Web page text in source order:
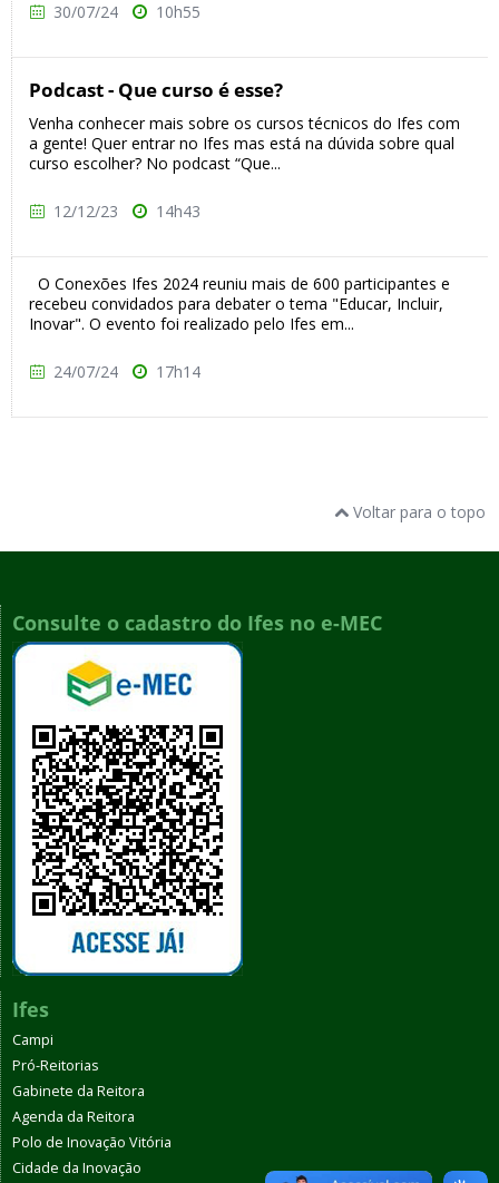
30/07/24 10h55
Podcast - Que curso é esse?
Venha conhecer mais sobre os cursos técnicos do Ifes com
a gente! Quer entrar no Ifes mas está na dúvida sobre qual
curso escolher? No podcast “Que...
12/12/23 14h43
O Conexões Ifes 2024 reuniu mais de 600 participantes e
recebeu convidados para debater o tema "Educar, Incluir,
Inovar". O evento foi realizado pelo Ifes em...
24/07/24 17h14
Voltar para o topo
Consulte o cadastro do Ifes no e-MEC
Ifes
Campi
Pró-Reitorias
Gabinete da Reitora
Agenda da Reitora
Polo de Inovação Vitória
Cidade da Inovação